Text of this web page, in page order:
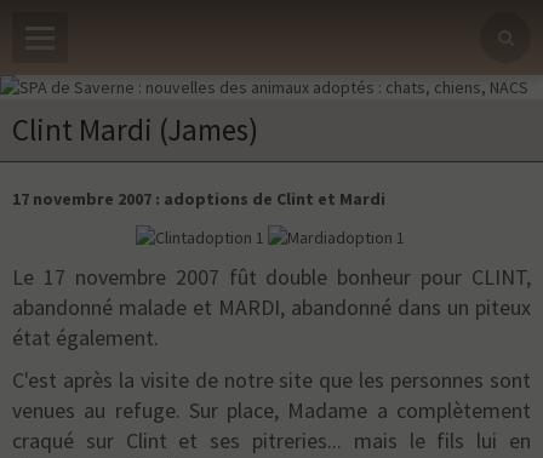
Clint Mardi (James)
17 novembre 2007 : adoptions de Clint et Mardi
Le 17 novembre 2007 fût double bonheur pour CLINT,
abandonné malade et MARDI, abandonné dans un piteux
état également.
C'est après la visite de notre site que les personnes sont
venues au refuge. Sur place, Madame a complètement
craqué sur Clint et ses pitreries... mais le fils lui en